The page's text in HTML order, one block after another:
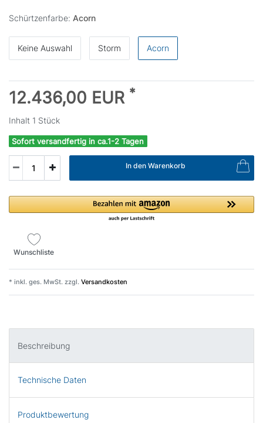
Schürtzenfarbe: Acorn
Keine Auswahl Storm Acorn
12.436,00 EUR *
Inhalt 1 Stück
Sofort versandfertig in ca.1-2 Tagen
In den Warenkorb
Wunschliste
* inkl. ges. MwSt. zzgl. Versandkosten
Beschreibung
Technische Daten
Produktbewertung